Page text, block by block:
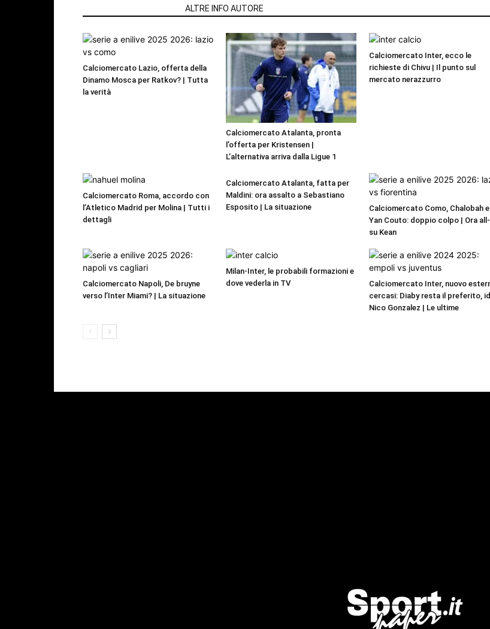
ALTRE INFO AUTORE
Calciomercato Lazio, offerta della
Dinamo Mosca per Ratkov? | Tutta
la verità
Calciomercato Atalanta, pronta
l’offerta per Kristensen |
L’alternativa arriva dalla Ligue 1
Calciomercato Inter, ecco le
richieste di Chivu | Il punto sul
mercato nerazzurro
Calciomercato Roma, accordo con
l’Atletico Madrid per Molina | Tutti i
dettagli
Calciomercato Atalanta, fatta per
Maldini: ora assalto a Sebastiano
Esposito | La situazione
Calciomercato Como, Chalobah e
Yan Couto: doppio colpo | Ora
su Kean
Calciomercato Napoli, De bruyne
verso l’Inter Miami? | La situazione
Milan-Inter, le probabili formazioni e
dove vederla in TV
Calciomercato Inter, nuovo
cercasi: Diaby resta il preferito,
Nico Gonzalez | Le ultime